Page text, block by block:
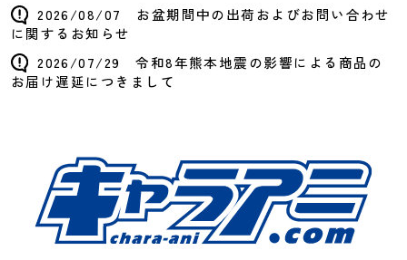
2026/08/07 お盆期間中の出荷およびお問い合わせ
に関するお知らせ
2026/07/29 令和8年熊本地震の影響による商品の
お届け遅延につきまして